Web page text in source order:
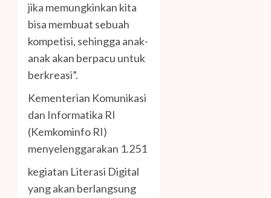
jika memungkinkan kita
bisa membuat sebuah
kompetisi, sehingga anak-
anak akan berpacu untuk
berkreasi”.
Kementerian Komunikasi
dan Informatika RI
(Kemkominfo RI)
menyelenggarakan 1.251
kegiatan Literasi Digital
yang akan berlangsung